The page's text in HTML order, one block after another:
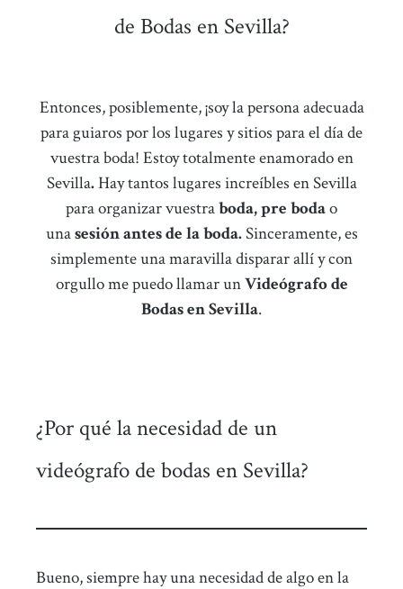
de Bodas en Sevilla?
Entonces, posiblemente, ¡soy la persona adecuada
para guiaros por los lugares y sitios para el día de
vuestra boda! Estoy totalmente enamorado en
Sevilla.Hay tantos lugares increíbles en Sevilla
para organizar vuestraboda, pre bodao
unasesión antes de la boda.Sinceramente, es
simplemente una maravilla disparar allí y con
orgullo me puedo llamar unVideógrafo de
Bodas enSevilla.
¿Por qué la necesidad de un
videógrafo de bodas en Sevilla?
Bueno, siempre hay una necesidad de algo en la